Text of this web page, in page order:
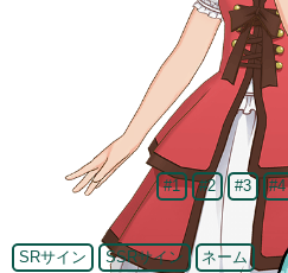
#1 #2 #3 #4
SRサイン SSRサイン ネーム